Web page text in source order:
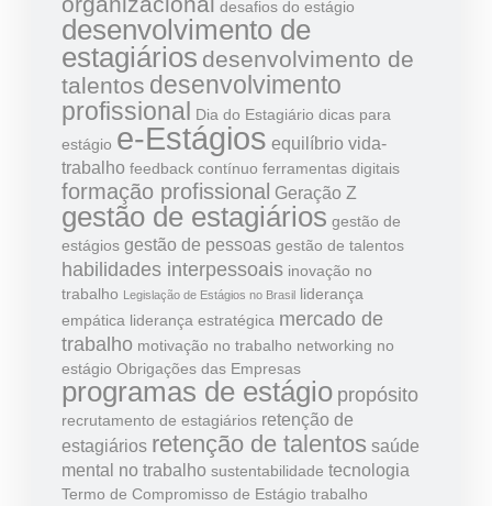
desafios do estágio
desenvolvimento de
estagiários desenvolvimento de
talentos desenvolvimento
profissional
Dia do Estagiário dicas para
estágio e-Estágios equilíbrio vida-
trabalho feedback contínuo ferramentas digitais
formação profissional Geração Z
gestão de estagiários gestão de
estágios gestão de pessoas gestão de talentos
habilidades interpessoais inovação no
trabalho
Legislação de Estágios no Brasil liderança
empática liderança estratégica mercado de
trabalho motivação no trabalho networking no
estágio Obrigações das Empresas
programas de estágio propósito
recrutamento de estagiários retenção de
estagiários retenção de talentos saúde
mental no trabalho sustentabilidade tecnologia
Termo de Compromisso de Estágio trabalho